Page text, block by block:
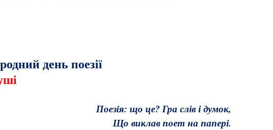
день поезії
Поезія: що це? Гра слів і думок,
Що виклав поет на папері.